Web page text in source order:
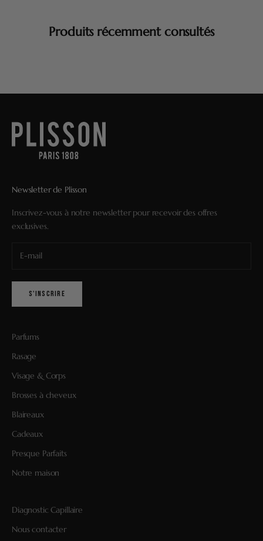
Produits récemment consultés
Newsletter de Plisson
Inscrivez-vous à notre newsletter pour recevoir des offres
exclusives.
S'INSCRIRE
Parfums
Rasage
Visage & Corps
Brosses à cheveux
Blaireaux
Cadeaux
Presque Parfaits
Notre maison
Diagnostic Capillaire
Nous contacter